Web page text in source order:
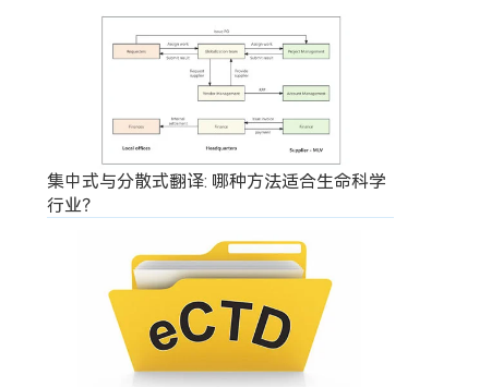
集中式与分散式翻译: 哪种方法适合生命科学
行业？